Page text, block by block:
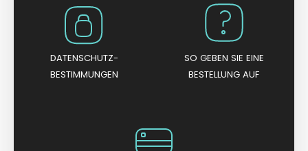
DATENSCHUTZ-
BESTIMMUNGEN
SO GEBEN SIE EINE
BESTELLUNG AUF